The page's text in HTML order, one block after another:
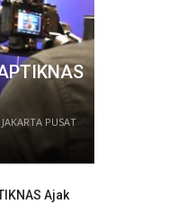
PUSAT
Ajak